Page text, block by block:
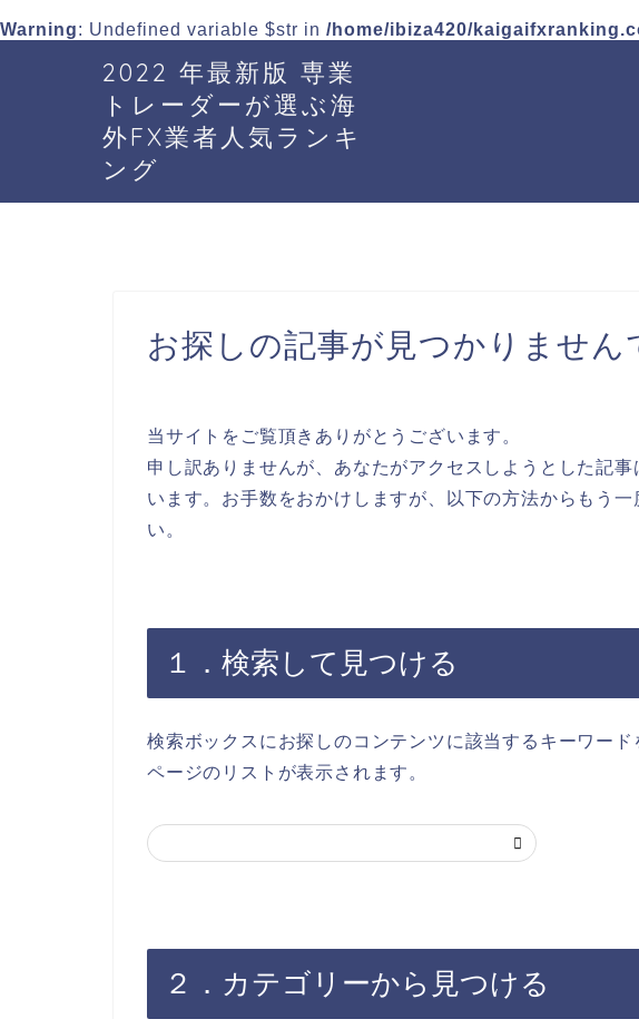
Warning: Undefined variable $str in /home/ibiza420/
2022 年最新版 専業
トレーダーが選ぶ海
外FX業者人気ランキ
ング
お探しの記事が見つかりません
当サイトをご覧頂きありがとうございます。
申し訳ありませんが、あなたがアクセスしようとした記
います。お手数をおかけしますが、以下の方法からもう
い。
１．検索して見つける
検索ボックスにお探しのコンテンツに該当するキーワー
ページのリストが表示されます。
２．カテゴリーから見つける